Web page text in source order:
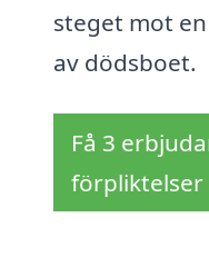
steget mot
av dödsboet.
Få 3
förpliktelser